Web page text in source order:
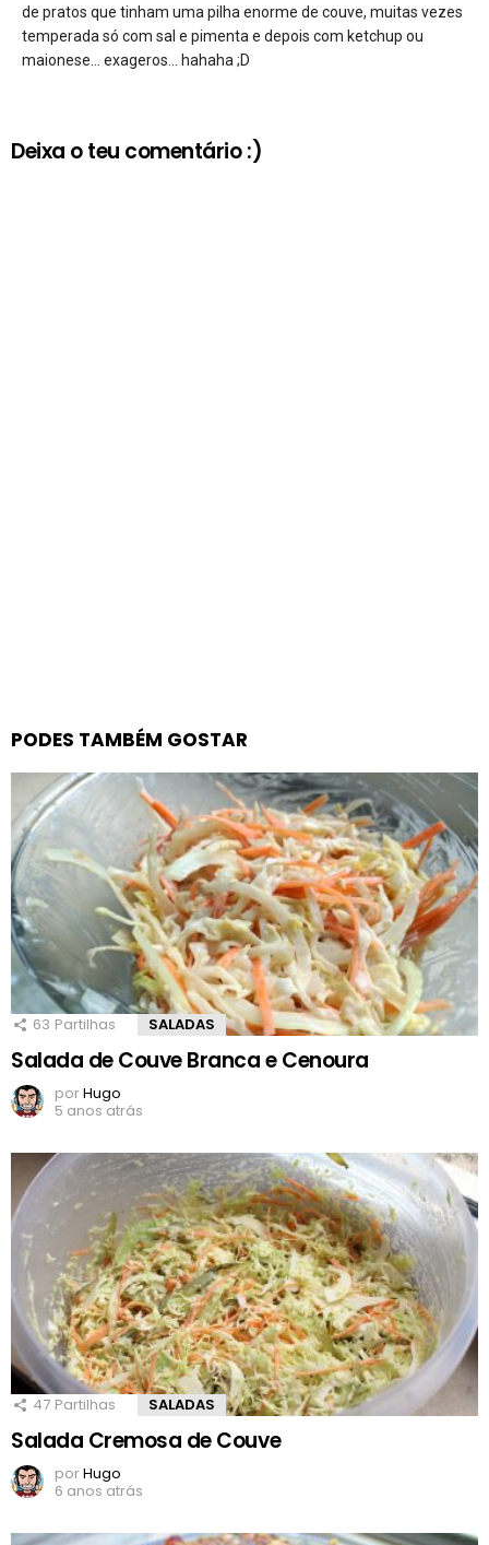
de pratos que tinham uma pilha enorme de couve, muitas vezes
temperada só com sal e pimenta e depois com ketchup ou
maionese… exageros… hahaha ;D
Deixa o teu comentário :)
PODES TAMBÉM GOSTAR
63 Partilhas SALADAS
Salada de Couve Branca e Cenoura
porHugo
5 anos atrás
47 Partilhas SALADAS
Salada Cremosa de Couve
porHugo
6 anos atrás